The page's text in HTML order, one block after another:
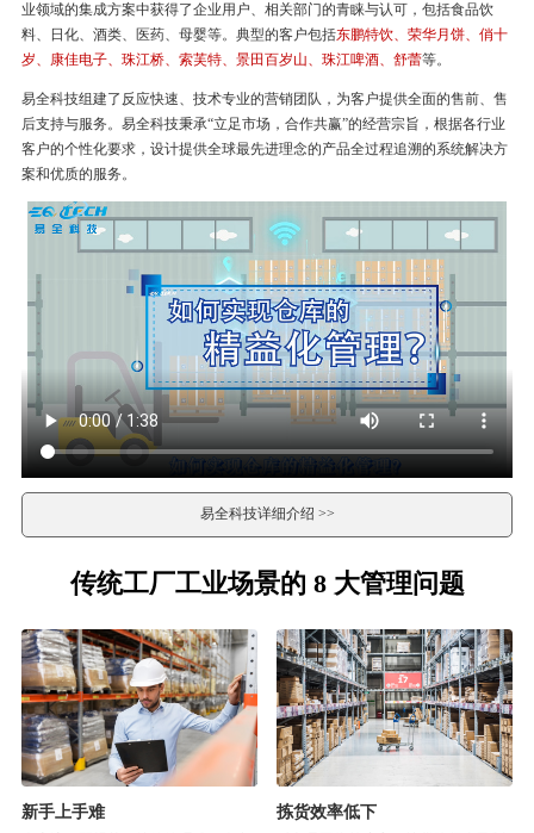
业领域的集成方案中获得了企业用户、相关部门的青睐与认可，包括食品饮
料、日化、酒类、医药、母婴等。典型的客户包括东鹏特饮、荣华月饼、俏十
岁、康佳电子、珠江桥、索芙特、景田百岁山、珠江啤酒、舒蕾等。
易全科技组建了反应快速、技术专业的营销团队，为客户提供全面的售前、售
后支持与服务。易全科技秉承“立足市场，合作共赢”的经营宗旨，根据各行业
客户的个性化要求，设计提供全球最先进理念的产品全过程追溯的系统解决方
案和优质的服务。
易全科技详细介绍 >>
传统工厂工业场景的 8 大管理问题
新手上手难 拣货效率低下